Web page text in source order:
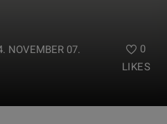
NOVEMBER 07.
0
LIKES